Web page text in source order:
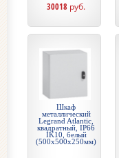
30018 руб.
Шкаф
металлический
Legrand Atlantic,
квадратный, IP66
IK10, белый
(500x500x250мм)